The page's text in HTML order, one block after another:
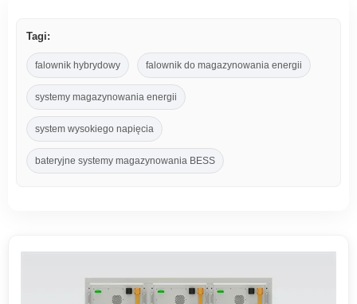
Tagi:
falownik hybrydowy falownik do magazynowania energii
systemy magazynowania energii
system wysokiego napięcia
bateryjne systemy magazynowania BESS